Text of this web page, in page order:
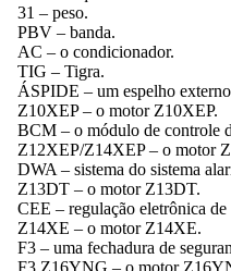
31 – peso.
PBV – banda.
AC – o condicionador.
TIG – Tigra.
ÁSPIDE – um espelho
Z10XEP – o motor Z10XEP.
BCM – o módulo de controle
Z12XEP/Z14XEP – o motor
DWA – sistema do sistema
Z13DT – o motor Z13DT.
CEE – regulação eletrônica
Z14XE – o motor Z14XE.
F3 – uma fechadura de
F3 Z16YNG – o motor